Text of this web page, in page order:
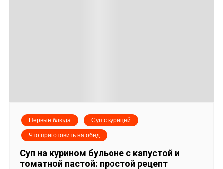
Первые блюда Суп с курицей
Что приготовить на обед
Суп на курином бульоне с капустой и
томатной пастой: простой рецепт